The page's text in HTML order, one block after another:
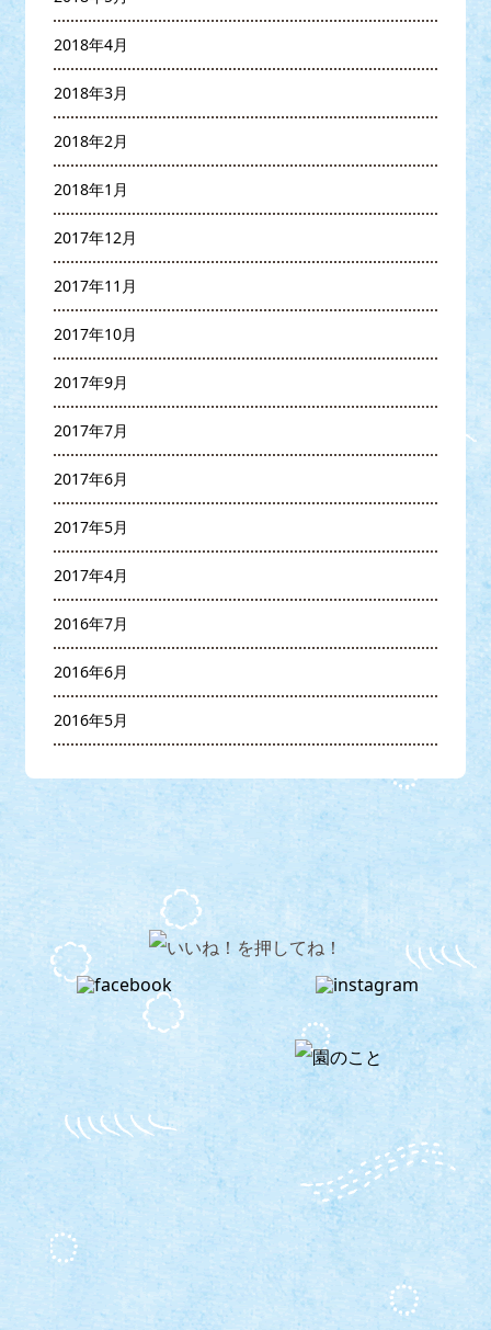
2018年4月
2018年3月
2018年2月
2018年1月
2017年12月
2017年11月
2017年10月
2017年9月
2017年7月
2017年6月
2017年5月
2017年4月
2016年7月
2016年6月
2016年5月